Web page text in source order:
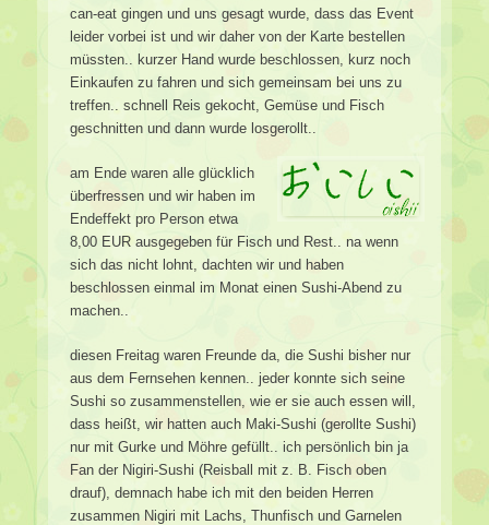
can-eat gingen und uns gesagt wurde, dass das Event
leider vorbei ist und wir daher von der Karte bestellen
müssten.. kurzer Hand wurde beschlossen, kurz noch
Einkaufen zu fahren und sich gemeinsam bei uns zu
treffen.. schnell Reis gekocht, Gemüse und Fisch
geschnitten und dann wurde losgerollt..
am Ende waren alle glücklich
überfressen und wir haben im
Endeffekt pro Person etwa
8,00 EUR ausgegeben für Fisch und Rest.. na wenn
sich das nicht lohnt, dachten wir und haben
beschlossen einmal im Monat einen Sushi-Abend zu
machen..
diesen Freitag waren Freunde da, die Sushi bisher nur
aus dem Fernsehen kennen.. jeder konnte sich seine
Sushi so zusammenstellen, wie er sie auch essen will,
dass heißt, wir hatten auch Maki-Sushi (gerollte Sushi)
nur mit Gurke und Möhre gefüllt.. ich persönlich bin ja
Fan der Nigiri-Sushi (Reisball mit z. B. Fisch oben
drauf), demnach habe ich mit den beiden Herren
zusammen Nigiri mit Lachs, Thunfisch und Garnelen